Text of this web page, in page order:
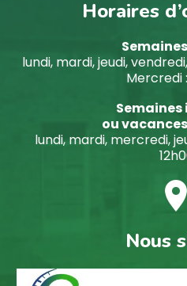
Horaires
lundi, mardi, jeudi,
Mercredi :
ou
lundi, mardi, mercredi,


Nous